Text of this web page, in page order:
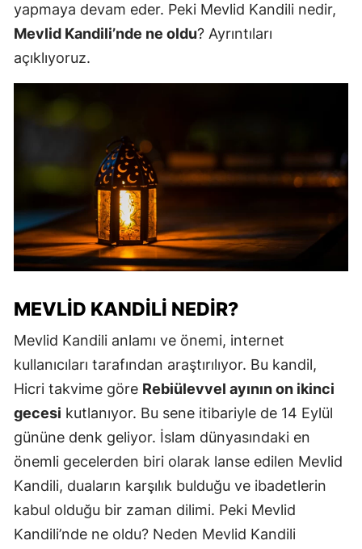
yapmaya devam eder. Peki Mevlid Kandili nedir,
Mevlid Kandili’nde ne oldu? Ayrıntıları
açıklıyoruz.
MEVLID KANDILI NEDIR?
Mevlid Kandili anlamı ve önemi, internet
kullanıcıları tarafından araştırılıyor. Bu kandil,
Hicri takvime göre Rebiülevvel ayının on ikinci
gecesi kutlanıyor. Bu sene itibariyle de 14 Eylül
gününe denk geliyor. İslam dünyasındaki en
önemli gecelerden biri olarak lanse edilen Mevlid
Kandili, duaların karşılık bulduğu ve ibadetlerin
kabul olduğu bir zaman dilimi. Peki Mevlid
Kandili’nde ne oldu? Neden Mevlid Kandili